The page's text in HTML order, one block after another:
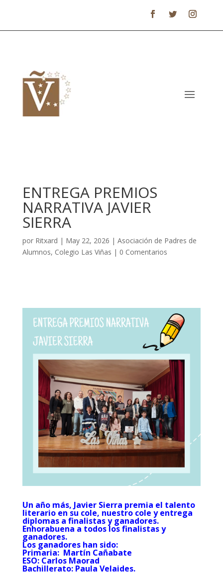
ENTREGA PREMIOS
NARRATIVA JAVIER
SIERRA
por Ritxard | May 22, 2026 | Asociación de Padres de
Alumnos, Colegio Las Viñas | 0 Comentarios
Un año más, Javier Sierra premia el talento
literario en su cole, nuestro cole y entrega
diplomas a finalistas y ganadores.
Enhorabuena a todos los finalistas y
ganadores.
Los ganadores han sido:
Primaria: Martín Cañabate
ESO: Carlos Maorad
Bachillerato: Paula Velaides.